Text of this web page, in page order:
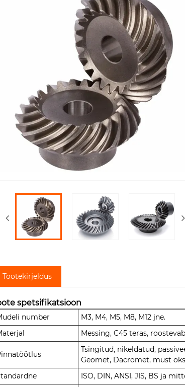
Tootekirjeldus
spetsifikatsioon
number
M3, M4, M5, M8, M12 jne.
Messing, C45 teras,
Tsingitud, nikeldatud,
Geomet, Dacromet, must
ISO, DIN, ANSI, JIS, BS ja